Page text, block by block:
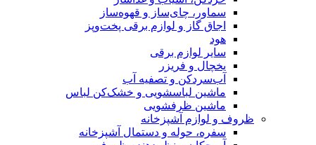
سماور، چای‌ساز و قهوه‌ساز
اجاق گاز و لوازم برقی پخت‌وپز
هود
سایر لوازم برقی
یخچال و فریزر
آب‌سردکن و تصفیه آب
ماشین لباسشویی و خشک‌کن لباس
ماشین ظرفشویی
ظروف و لوازم آشپزخانه
سفره، حوله و دستمال آشپزخانه